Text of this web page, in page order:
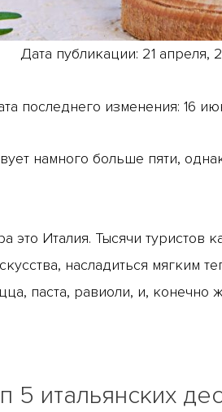
Дата публикации: 21 апреля,
последнего изменения: 16
намного больше пяти,
Италия. Тысячи туристов
насладиться мягким
паста, равиоли, и, конечно
5 итальянских